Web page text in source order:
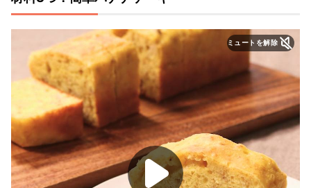
ミュートを解除